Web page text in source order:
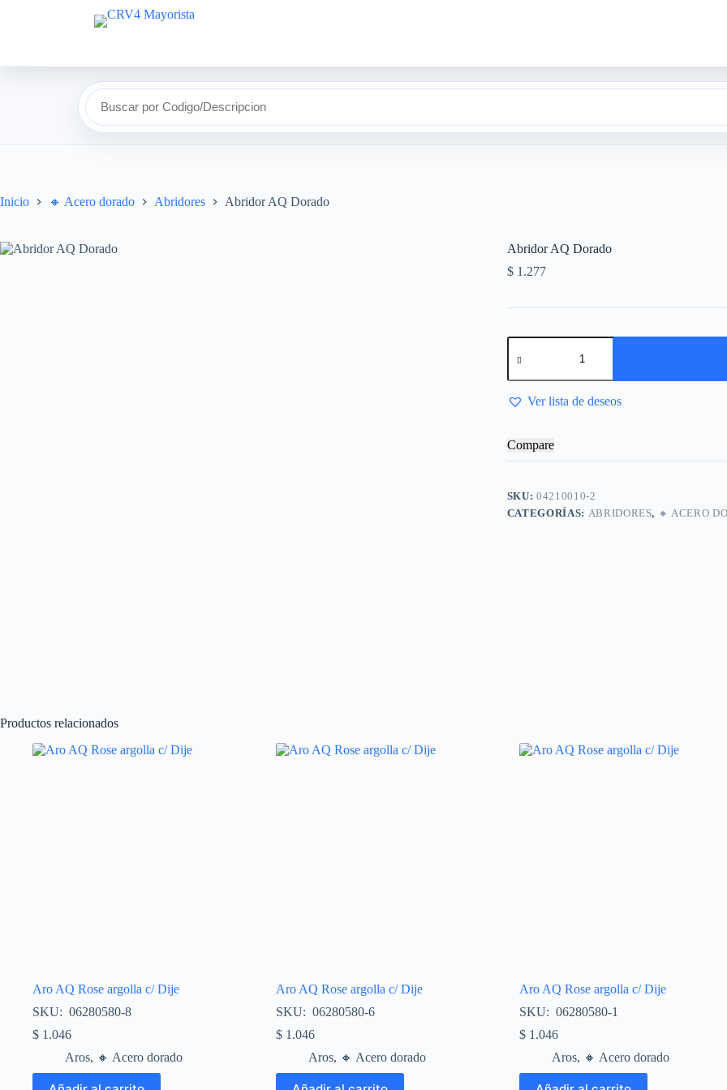
Buscar por Codigo/Descripcion
Inicio 🔸​ Acero dorado Abridores Abridor AQ Dorado
Abridor AQ Dorado
$1.277
Abridor
AQ
cantidad
Ver lista de deseos
Compare
SKU:04210010-2
CATEGORÍAS: ABRIDORES, 🔸​ ACERO
Productos relacionados
Aro AQ Rose argolla c/ Dije
SKU: 06280580-8
$ 1.046
Aros, 🔸​ Acero dorado
Aro AQ Rose argolla c/ Dije
SKU: 06280580-6
$1.046
Aros, 🔸​ Acero dorado
Aro AQ Rose argolla c/ Dije
SKU: 06280580-1
$1.046
Aros, 🔸​ Acero dorado